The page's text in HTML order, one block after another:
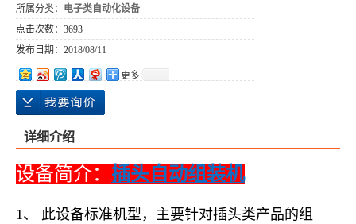
所属分类： 电子类自动化设备
点击次数： 3693
发布日期： 2018/08/11
更多
详细介绍
设备简介： 插头自动组装机
1、 此设备标准机型，主要针对插头类产品的组